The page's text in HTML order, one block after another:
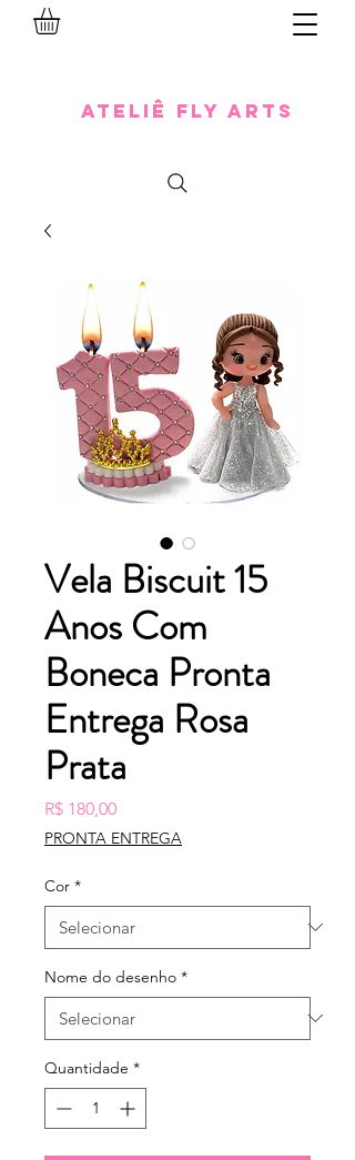
Ateliê Fly Arts
Vela Biscuit 15
Anos Com
Boneca Pronta
Entrega Rosa
Prata
R$ 180,00Preço
PRONTA ENTREGA
Cor *
Nome do desenho *
Quantidade *